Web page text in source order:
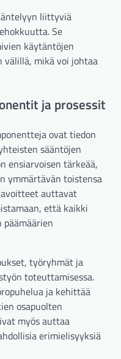
liittyviä
Se
käytäntöjen
välillä, mikä voi johtaa
ja prosessit
ovat tiedon
sääntöjen
ensiarvoisen tärkeää,
ymmärtävän toistensa
auttavat
että kaikki
työryhmät ja
toteuttamisessa.
ja kehittää
osapuolten
myös auttaa
erimielisyyksiä